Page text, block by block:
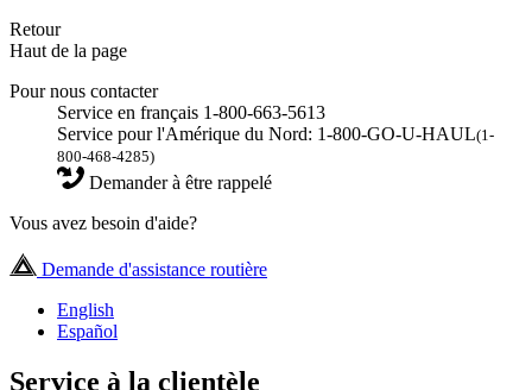
Retour
Haut de la page
Pour nous contacter
Service en français 1-800-663-5613
Service pour l'Amérique du Nord: 1-800-GO-U-HAUL(1-
800-468-4285)
Demander à être rappelé
Vous avez besoin d'aide?
Demande d'assistance routière
English
Español
Service à la clientèle